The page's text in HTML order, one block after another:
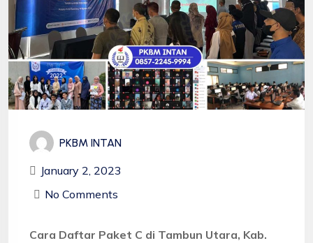
PKBM INTAN
January 2, 2023
No Comments
Cara Daftar Paket C di Tambun Utara, Kab.